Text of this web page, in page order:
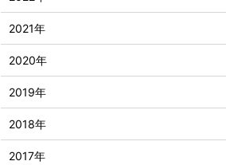
2021年
2020年
2019年
2018年
2017年